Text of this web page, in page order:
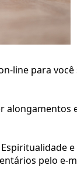
line para
pelo e-